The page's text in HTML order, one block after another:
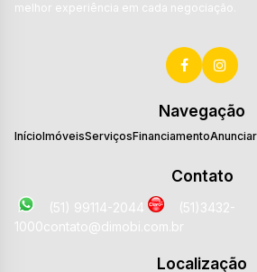
melhor experiência em cada negociação.
Navegação
InícioImóveisServiçosFinanciamento
Contato
(51) 99114-2044
(51)3432-
1000contato@dimobi.com.br
Localização